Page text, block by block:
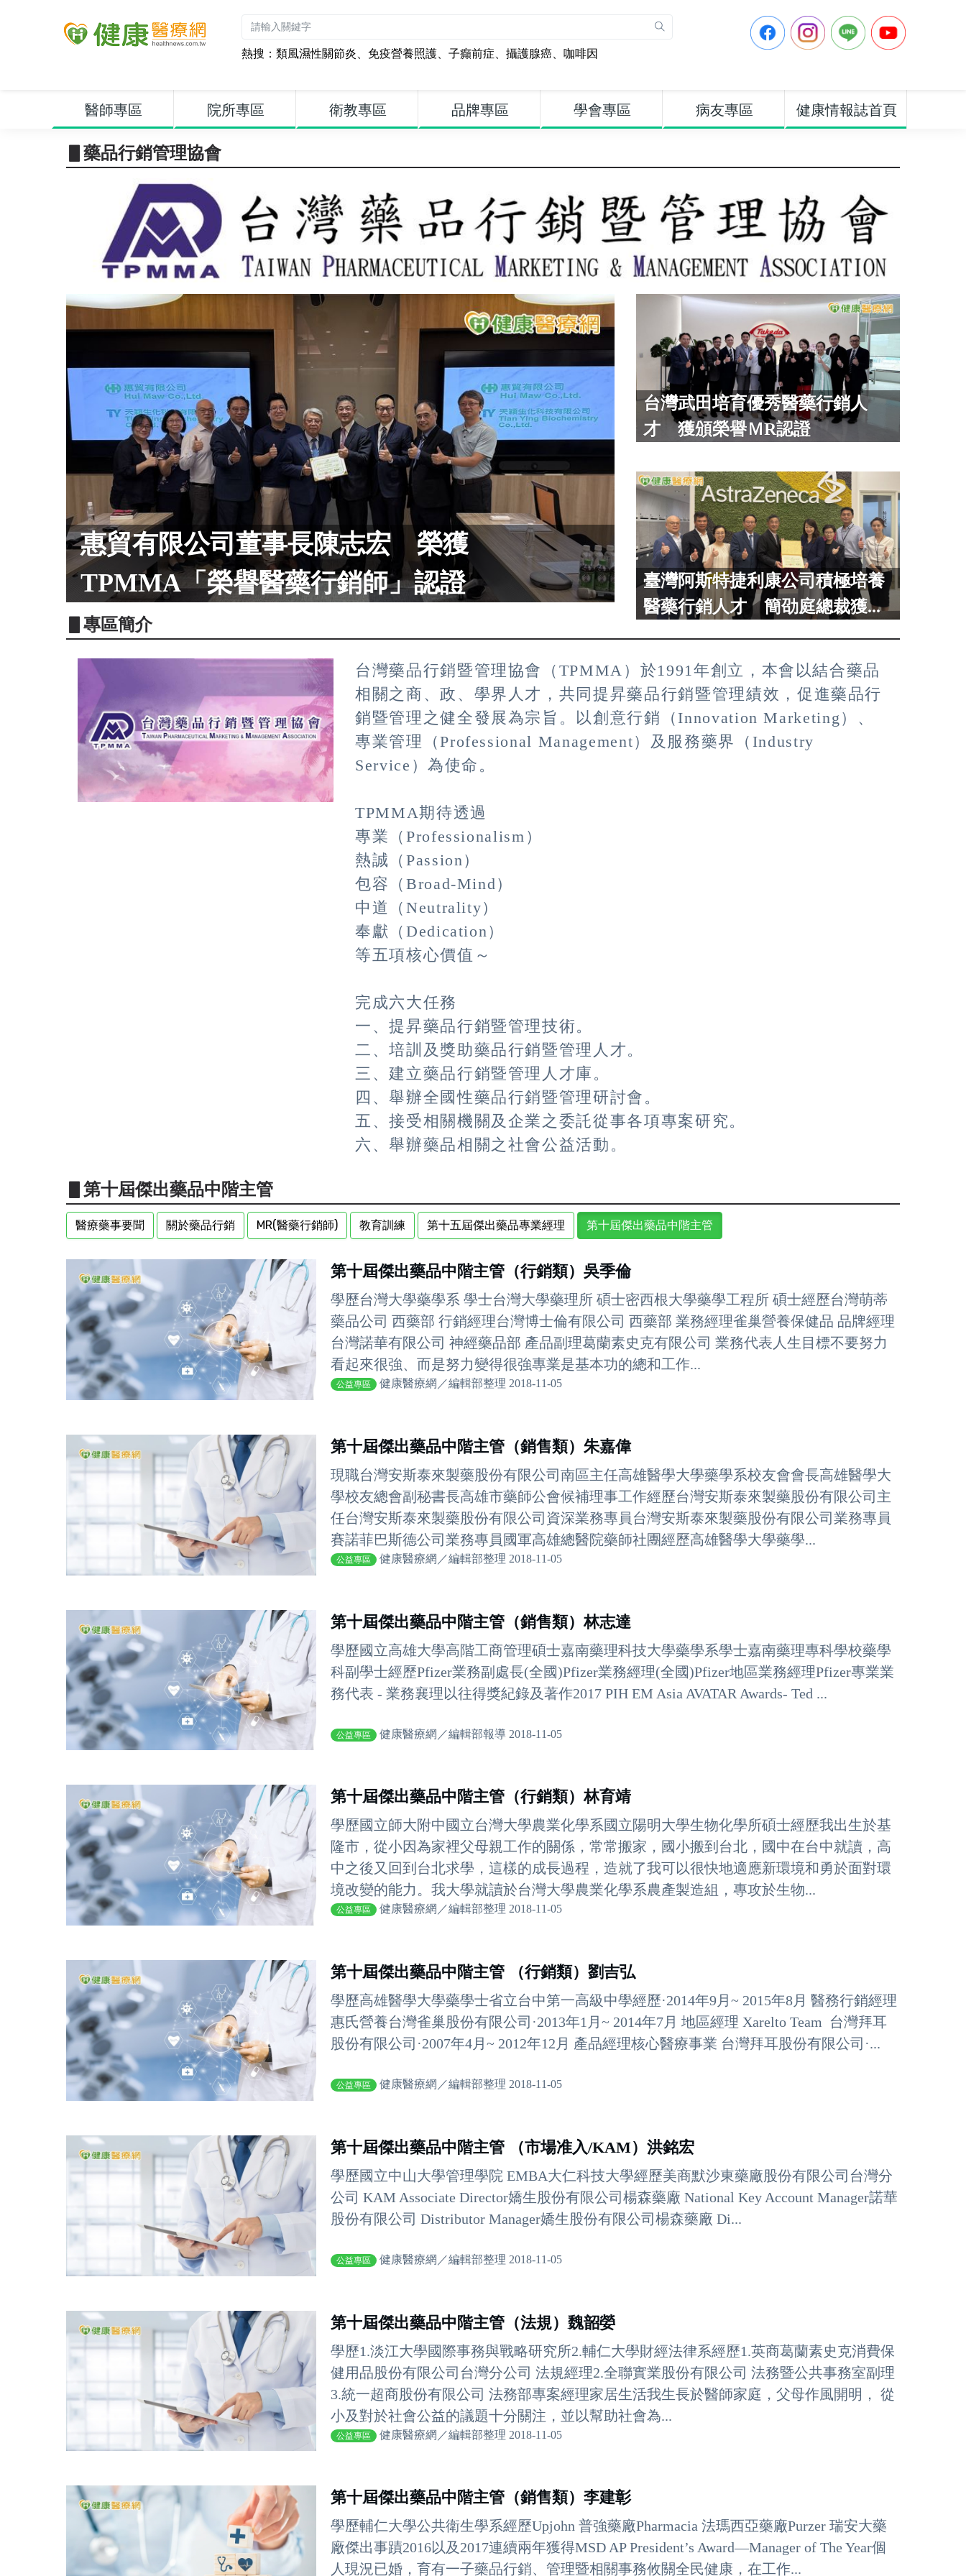
熱搜： 類風濕性關節炎、 免疫營養照護、 子癲前症、 攝護腺癌、 咖啡因
醫師專區 院所專區 衛教專區 品牌專區 學會專區 病友專區 健康情報誌首頁
▋藥品行銷管理協會
惠貿有限公司董事長陳志宏 榮獲
TPMMA「榮譽醫藥行銷師」認證
台灣武田培育優秀醫藥行銷人
才 獲頒榮譽ＭR認證
臺灣阿斯特捷利康公司積極培養
醫藥行銷人才 簡劭庭總裁獲...
▋專區簡介
台灣藥品行銷暨管理協會（TPMMA）於1991年創立，本會以結合藥品
相關之商、政、學界人才，共同提昇藥品行銷暨管理績效，促進藥品行
銷暨管理之健全發展為宗旨。以創意行銷（Innovation Marketing）、
專業管理（Professional Management）及服務藥界（Industry
Service）為使命。
TPMMA期待透過
專業（Professionalism）
熱誠（Passion）
包容（Broad-Mind）
中道（Neutrality）
奉獻（Dedication）
等五項核心價值～
完成六大任務
一、提昇藥品行銷暨管理技術。
二、培訓及獎助藥品行銷暨管理人才。
三、建立藥品行銷暨管理人才庫。
四、舉辦全國性藥品行銷暨管理研討會。
五、接受相關機關及企業之委託從事各項專案研究。
六、舉辦藥品相關之社會公益活動。
▋第十屆傑出藥品中階主管
醫療藥事要聞 關於藥品行銷 MR(醫藥行銷師) 教育訓練 第十五屆傑出藥品專業經理 第十屆傑出藥品中階主管
第十屆傑出藥品中階主管（行銷類）吳季倫
學歷台灣大學藥學系 學士台灣大學藥理所 碩士密西根大學藥學工程所 碩士經歷台灣萌蒂
藥品公司 西藥部 行銷經理台灣博士倫有限公司 西藥部 業務經理雀巢營養保健品 品牌經理
台灣諾華有限公司 神經藥品部 產品副理葛蘭素史克有限公司 業務代表人生目標不要努力
看起來很強、而是努力變得很強專業是基本功的總和工作...
公益專區 健康醫療網／編輯部整理 2018-11-05
第十屆傑出藥品中階主管（銷售類）朱嘉偉
現職台灣安斯泰來製藥股份有限公司南區主任高雄醫學大學藥學系校友會會長高雄醫學大
學校友總會副秘書長高雄市藥師公會候補理事工作經歷台灣安斯泰來製藥股份有限公司主
任台灣安斯泰來製藥股份有限公司資深業務專員台灣安斯泰來製藥股份有限公司業務專員
賽諾菲巴斯德公司業務專員國軍高雄總醫院藥師社團經歷高雄醫學大學藥學...
公益專區 健康醫療網／編輯部整理 2018-11-05
第十屆傑出藥品中階主管（銷售類）林志達
學歷國立高雄大學高階工商管理碩士嘉南藥理科技大學藥學系學士嘉南藥理專科學校藥學
科副學士經歷Pfizer業務副處長(全國)Pfizer業務經理(全國)Pfizer地區業務經理Pfizer專業業
務代表 - 業務襄理以往得獎紀錄及著作2017 PIH EM Asia AVATAR Awards- Ted ...
公益專區 健康醫療網／編輯部報導 2018-11-05
第十屆傑出藥品中階主管（行銷類）林育靖
學歷國立師大附中國立台灣大學農業化學系國立陽明大學生物化學所碩士經歷我出生於基
隆市，從小因為家裡父母親工作的關係，常常搬家，國小搬到台北，國中在台中就讀，高
中之後又回到台北求學，這樣的成長過程，造就了我可以很快地適應新環境和勇於面對環
境改變的能力。我大學就讀於台灣大學農業化學系農產製造組，專攻於生物...
公益專區 健康醫療網／編輯部整理 2018-11-05
第十屆傑出藥品中階主管 （行銷類）劉吉弘
學歷高雄醫學大學藥學士省立台中第一高級中學經歷·2014年9月~ 2015年8月 醫務行銷經理
惠氏營養台灣雀巢股份有限公司·2013年1月~ 2014年7月 地區經理 Xarelto Team 台灣拜耳
股份有限公司·2007年4月~ 2012年12月 產品經理核心醫療事業 台灣拜耳股份有限公司·...
公益專區 健康醫療網／編輯部整理 2018-11-05
第十屆傑出藥品中階主管 （市場准入/KAM）洪銘宏
學歷國立中山大學管理學院 EMBA大仁科技大學經歷美商默沙東藥廠股份有限公司台灣分
公司 KAM Associate Director嬌生股份有限公司楊森藥廠 National Key Account Manager諾華
股份有限公司 Distributor Manager嬌生股份有限公司楊森藥廠 Di...
公益專區 健康醫療網／編輯部整理 2018-11-05
第十屆傑出藥品中階主管（法規）魏韶嫈
學歷1.淡江大學國際事務與戰略研究所2.輔仁大學財經法律系經歷1.英商葛蘭素史克消費保
健用品股份有限公司台灣分公司 法規經理2.全聯實業股份有限公司 法務暨公共事務室副理
3.統一超商股份有限公司 法務部專案經理家居生活我生長於醫師家庭，父母作風開明， 從
小及對於社會公益的議題十分關注，並以幫助社會為...
公益專區 健康醫療網／編輯部整理 2018-11-05
第十屆傑出藥品中階主管（銷售類）李建彰
學歷輔仁大學公共衛生學系經歷Upjohn 普強藥廠Pharmacia 法瑪西亞藥廠Purzer 瑞安大藥
廠傑出事蹟2016以及2017連續兩年獲得MSD AP President’s Award—Manager of The Year個
人現況已婚，育有一子藥品行銷、管理暨相關事務攸關全民健康，在工作...